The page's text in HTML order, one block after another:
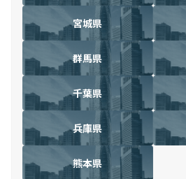
宮城県
群馬県
千葉県
兵庫県
熊本県